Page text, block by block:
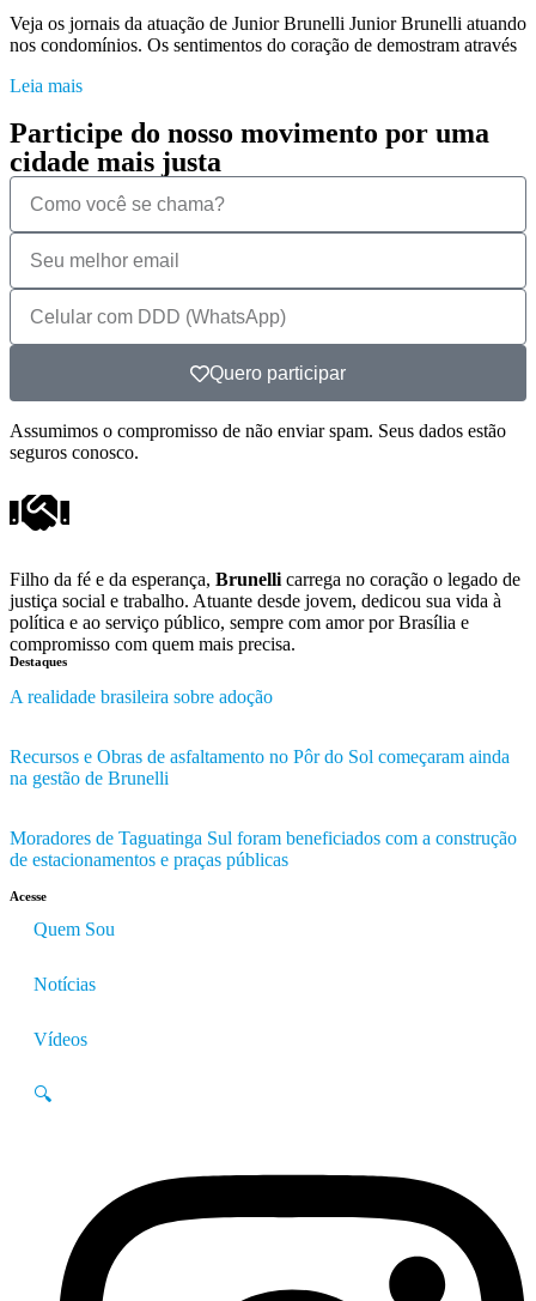
Veja os jornais da atuação de Junior Brunelli Junior Brunelli atuando
nos condomínios. Os sentimentos do coração de demostram através
Leia mais
Participe do nosso movimento por uma
cidade mais justa
Quero participar
Assumimos o compromisso de não enviar spam. Seus dados estão
seguros conosco.
Filho da fé e da esperança, Brunellicarrega no coração o legado de
justiça social e trabalho. Atuante desde jovem, dedicou sua vida à
política e ao serviço público, sempre com amor por Brasília e
compromisso com quem mais precisa.
Destaques
A realidade brasileira sobre adoção
Recursos e Obras de asfaltamento no Pôr do Sol começaram ainda
na gestão de Brunelli
Moradores de Taguatinga Sul foram beneficiados com a construção
de estacionamentos e praças públicas
Acesse
Quem Sou
Notícias
Vídeos
🔍